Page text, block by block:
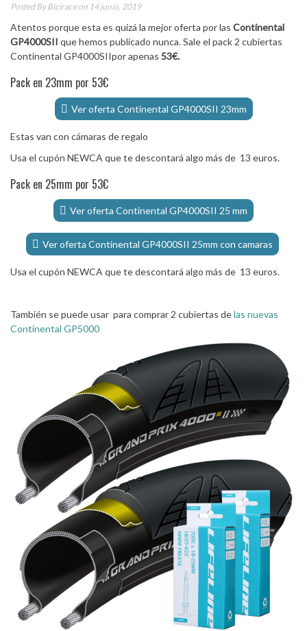
Posted ByBiciraceon 14 junio, 2019
Atentos porque esta es quizá la mejor oferta por las Continental
GP4000SII que hemos publicado nunca. Sale el pack 2 cubiertas
Continental GP4000SIIpor apenas 53€.
Pack en 23mm por 53€
Ver oferta Continental GP4000SII 23mm
Estas van con cámaras de regalo
Usa el cupón NEWCA que te descontará algo más de 13 euros.
Pack en 25mm por 53€
Ver oferta Continental GP4000SII 25 mm
Ver oferta Continental GP4000SII 25mm con camaras
Usa el cupón NEWCA que te descontará algo más de 13 euros.
También se puede usar para comprar 2 cubiertas delas nuevas
Continental GP5000